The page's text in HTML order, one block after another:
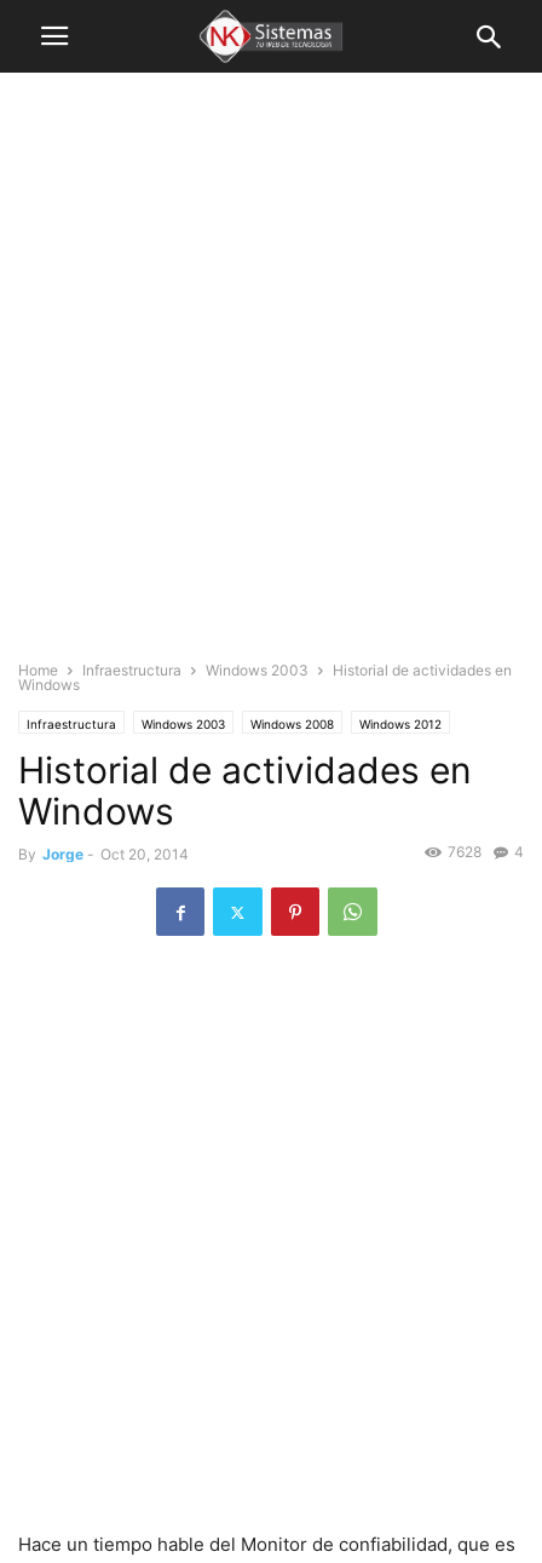
Home Infraestructura Windows 2003
Historial de actividades en
Windows
Infraestructura Windows 2003 Windows 2008 Windows 2012
Windows 7 Windows 8
Historial de actividades en
Windows
By Jorge - Oct 20, 2014 4
7628
Hace un tiempo hable del Monitor de confiabilidad, que es